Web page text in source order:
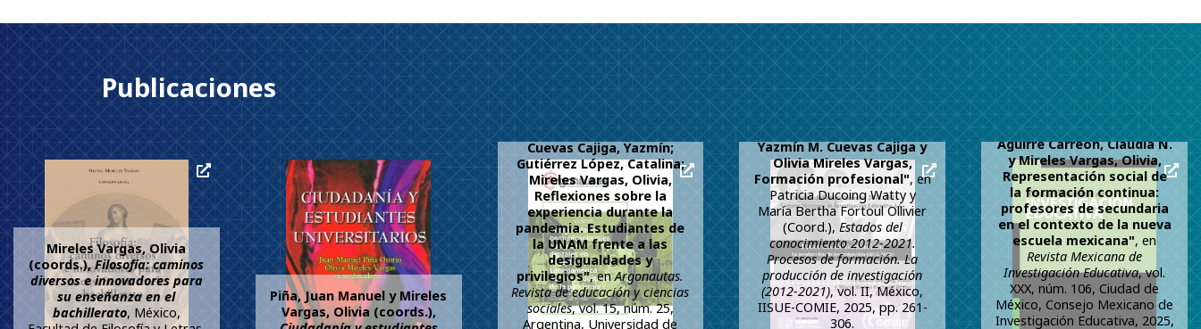
Publicaciones
Mireles Vargas, Olivia
(coords.),Filosofía: caminos
diversos e innovadores para
su enseñanza en el
bachillerato, México,
Piña, Juan Manuel y Mireles
Vargas, Olivia (coords.),
Cuevas Cajiga, Yazmín;
Gutiérrez López, Catalina;
Mireles Vargas, Olivia,
Reflexiones sobre la
experiencia durante la
pandemia. Estudiantes de
la UNAM frente a las
desigualdades y
privilegios", enArgonautas.
Revista de educación y ciencias
sociales, vol. 15, núm. 25,
Argentina, Universidad de
Claudia Pontón Ramós,
Yazmín M. Cuevas Cajiga y
Olivia Mireles Vargas,
Formación profesional", en
Patricia Ducoing Watty y
María Bertha Fortoul Ollivier
(Coord.), Estados del
conocimiento 2012-2021.
Procesos de formación. La
producción de investigación
(2012-2021), vol. II, México,
IISUE-COMIE, 2025, pp. 261-
306.
Aguirre Carreón, Claudia N.
y Mireles Vargas, Olivia,
Representación social de
la formación continua:
profesores de secundaria
en el contexto de la nueva
escuela mexicana", en
Revista Mexicana de
Investigación Educativa, vol.
XXX, núm. 106, Ciudad de
México, Consejo Mexicano de
Investigación Educativa, 2025,